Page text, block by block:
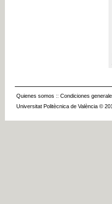
Quienes somos :: Condiciones
Universitat Politècnica de València ©